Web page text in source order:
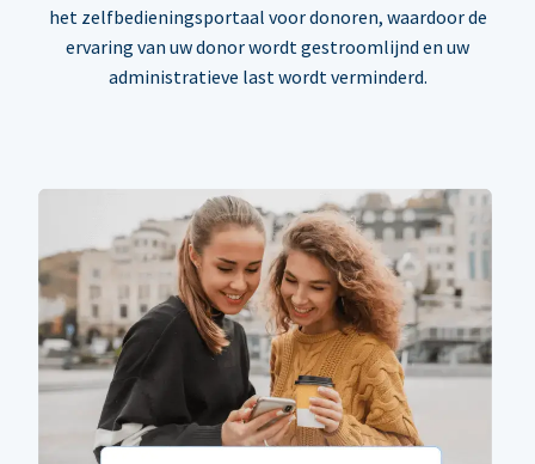
het zelfbedieningsportaal voor donoren, waardoor de
ervaring van uw donor wordt gestroomlijnd en uw
administratieve last wordt verminderd.